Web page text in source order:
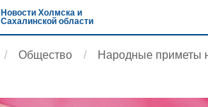
Новости Холмска и
Сахалинской области
Общество
Народные приметы